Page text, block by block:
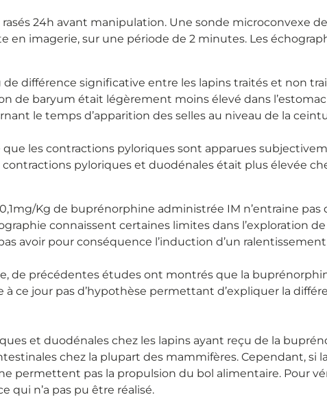
24h avant manipulation. Une sonde microconvexe
imagerie, sur une période de 2 minutes. Les
de différence significative entre les lapins traités et non
de baryum était légèrement moins élevé dans
le temps d’apparition des selles au niveau de la
les contractions pyloriques sont apparues
pyloriques et duodénales était plus élevée
Kg de buprénorphine administrée IM n’entraine pas
connaissent certaines limites dans l’exploration
avoir pour conséquence l’induction d’un
de précédentes études ont montrés que la
ce jour pas d’hypothèse permettant d’expliquer la
et duodénales chez les lapins ayant reçu de la
chez la plupart des mammifères. Cependant, si
permettent pas la propulsion du bol alimentaire. Pour
qui n’a pas pu être réalisé.